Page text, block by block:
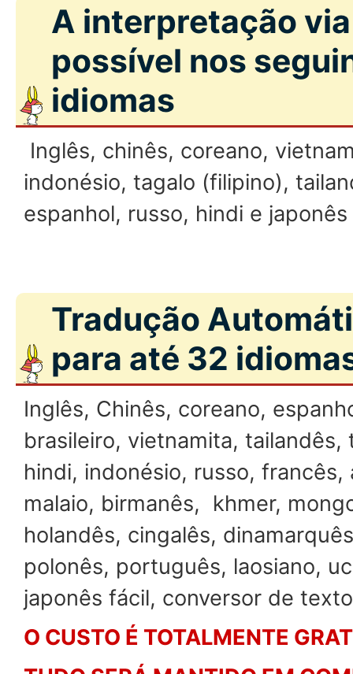
A interpretação
possível nos
idiomas
Inglês, chinês, coreano,
indonésio, tagalo (filipino),
espanhol, russo, hindi e
Tradução
para até 32
Inglês, Chinês, coreano,
brasileiro, vietnamita, tailandês,
hindi, indonésio, russo, francês,
malaio, birmanês, khmer,
holandês, cingalês,
polonês, português, laosiano,
japonês fácil, conversor de
O CUSTO É TOTALMENTE